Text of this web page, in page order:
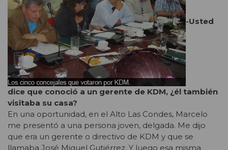
-Usted
dice que conoció a un gerente de KDM, ¿él también
visitaba su casa?
En una oportunidad, en el Alto Las Condes, Marcelo
me presentó a una persona joven, delgada. Me dijo
que era un gerente o directivo de KDM y que se
llamaba José Miguel Gutiérrez. Y luego esa misma